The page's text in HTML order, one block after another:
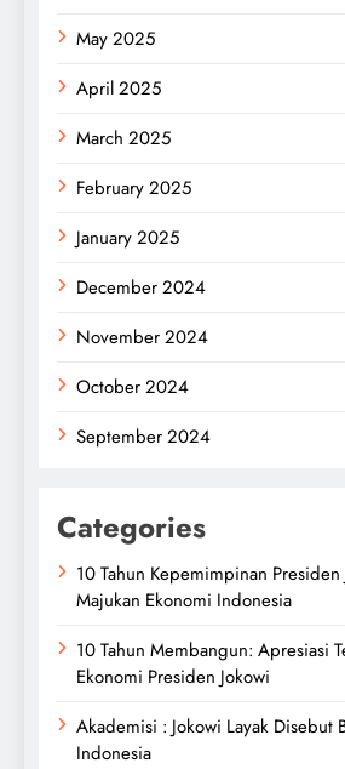
May 2025
April 2025
March 2025
February 2025
January 2025
December 2024
November 2024
October 2024
September 2024
Categories
10 Tahun Kepemimpinan Presiden
Majukan Ekonomi Indonesia
10 Tahun Membangun: Apresiasi
Ekonomi Presiden Jokowi
Akademisi : Jokowi Layak Disebut
Indonesia